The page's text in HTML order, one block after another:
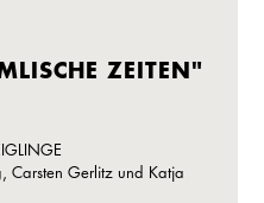
ZEITEN"
Carsten Gerlitz und Katja